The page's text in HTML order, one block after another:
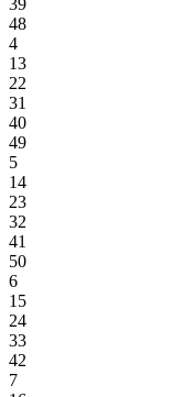
48
4
13
22
31
40
49
5
14
23
32
41
50
6
15
24
33
42
7